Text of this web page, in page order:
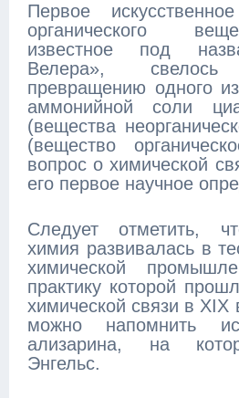
Первое
органического
известное под
Велера»,
превращению одного
аммонийной соли
(вещества
(вещество
вопрос о химической
его первое научное
Следует отметить,
химия развивалась в
химической
практику которой
химической связи в XIX
можно напомнить
ализарина, на
Энгельс.